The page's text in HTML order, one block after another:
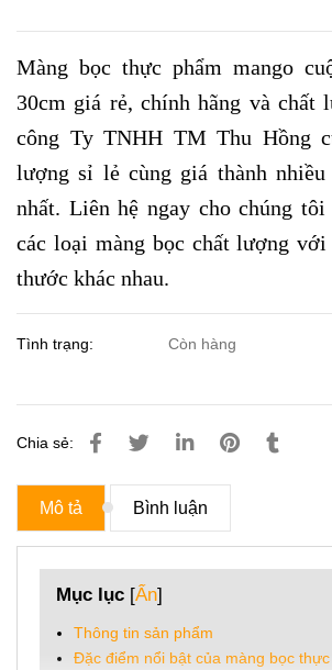
Màng bọc thực phẩm mango
30cm giá rẻ, chính hãng và chất
công Ty TNHH TM Thu Hồng
lượng sỉ lẻ cùng giá thành nhiều
nhất. Liên hệ ngay cho chúng
các loại màng bọc chất lượng
thước khác nhau.
Tình trạng: Còn hàng
Chia sẻ:
Mô tả Bình luận
Mục lục [Ẩn]
Thông tin sản phẩm
Đặc điểm nổi bật của màng bọc